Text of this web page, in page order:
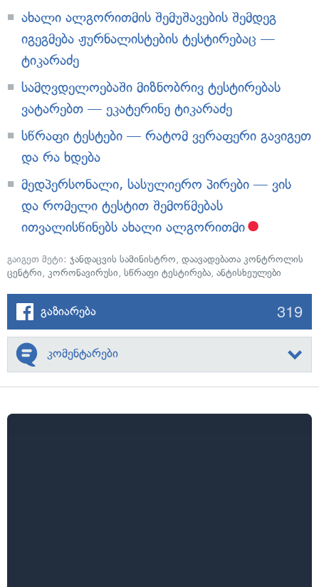
ახალი ალგორითმის შემუშავების შემდეგ
იგეგმება ჟურნალისტების ტესტირებაც —
ტიკარაძე
სამღვდელოებაში მიზნობრივ ტესტირებას
ვატარებთ — ეკატერინე ტიკარაძე
სწრაფი ტესტები — რატომ ვერაფერი გავიგეთ
და რა ხდება
მედპერსონალი, სასულიერო პირები — ვის
და რომელი ტესტით შემოწმებას
ითვალისწინებს ახალი ალგორითმი
გაიგეთ მეტი: ჯანდაცვის სამინისტრო, დაავადებათა კონტროლის
ცენტრი, კორონავირუსი, სწრაფი ტესტირება, ანტისხეულები
გაზიარება 319
კომენტარები